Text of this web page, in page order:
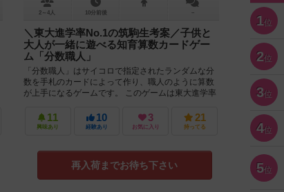
2～4人 10分前後 －
＼東大進学率No.1の筑駒生考案／子供と
大人が一緒に遊べる知育算数カードゲー
ム「分数職人」
「分数職人」はサイコロで指定されたランダムな分
数を手札のカードによって作り、職人のように算数
が上手になるゲームです。 このゲームは東大進学率
11
興味あり
10
経験あり
3
お気に入り
21
持ってる
再入荷までお待ち下さい
1位
2位
3位
4位
5位